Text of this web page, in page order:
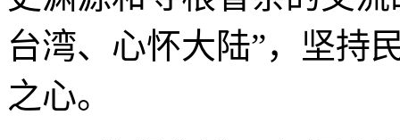
台湾、心怀大陆”，坚持
之心。